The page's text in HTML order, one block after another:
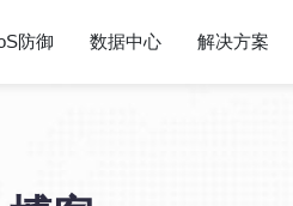
防御 数据中心 解决方案